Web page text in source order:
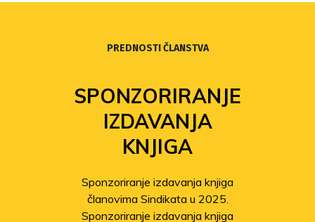
PREDNOSTI ČLANSTVA
SPONZORIRANJE
IZDAVANJA
KNJIGA
Sponzoriranje izdavanja knjiga
članovima Sindikata u 2025.
Sponzoriranje izdavanja knjiga